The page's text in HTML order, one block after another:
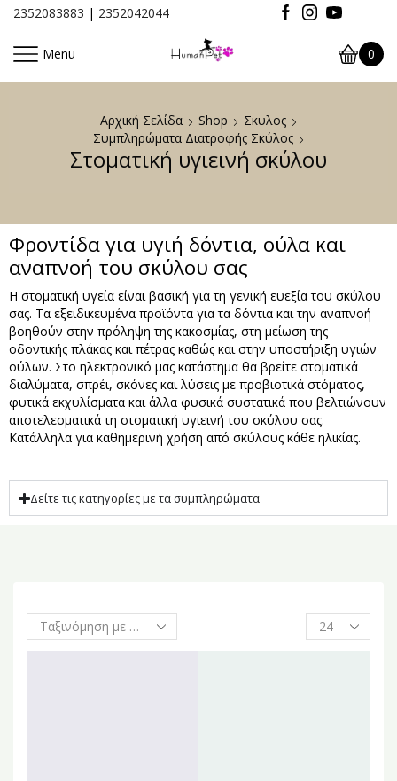
2352083883 | 2352042044
Menu 0
Αρχική Σελίδα Shop
Σκυλος
Συμπληρώματα Διατροφής Σκύλος
Στοματική υγιεινή σκύλου
Φροντίδα για υγιή δόντια, ούλα και
αναπνοή του σκύλου σας
Η στοματική υγεία είναι βασική για τη γενική ευεξία του σκύλου
σας. Τα εξειδικευμένα προϊόντα για τα δόντια και την αναπνοή
βοηθούν στην πρόληψη της κακοσμίας, στη μείωση της
οδοντικής πλάκας και πέτρας καθώς και στην υποστήριξη υγιών
ούλων. Στο ηλεκτρονικό μας κατάστημα θα βρείτε στοματικά
διαλύματα, σπρέι, σκόνες και λύσεις με προβιοτικά στόματος,
φυτικά εκχυλίσματα και άλλα φυσικά συστατικά που βελτιώνουν
αποτελεσματικά τη στοματική υγιεινή του σκύλου σας.
Κατάλληλα για καθημερινή χρήση από σκύλους κάθε ηλικίας.
Δείτε τις κατηγορίες με τα συμπληρώματα